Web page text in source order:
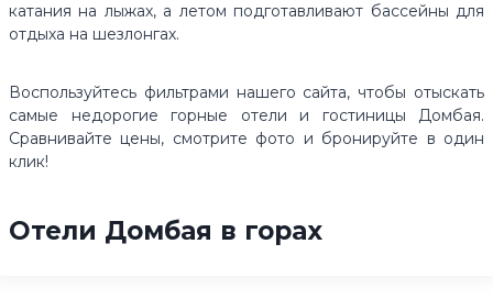
катания на лыжах, а летом подготавливают бассейны для
отдыха на шезлонгах.
Воспользуйтесь фильтрами нашего сайта, чтобы отыскать
самые недорогие горные отели и гостиницы Домбая.
Сравнивайте цены, смотрите фото и бронируйте в один
клик!
Отели Домбая в горах